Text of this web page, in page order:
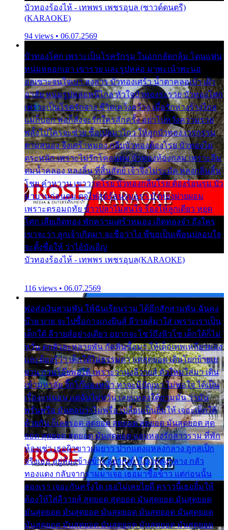
บัวทองร้องไห้ - เทพพร เพชรอุบล (ซาวด์ดนตรี)
(KARAOKE)
94 views • 06.07.2569
บัวทองโศก เพราะเป็นโรครักรุม ในอกกลัดกลุ้ม โดนแฟน
หนุ่มหลอกเอา เขารวย และรูปหล่อ มาพะเน้าพะนอ
ออเซาะจนใจเบา สงสาร บัวทองเศร้า น้ำตาคลอเบ้า เฝ้า
อาลัย หนุ่มรูปหล่อหนีไกล หัวใจบัวทองระรวย บัวทองโศก
เพราะเป็นโรครักจาง ชีวิตเคว้งคว้าง เมื่อรักห่างร้างไกล
แม่ก็บอก พ่อก็สั่งจะรักใครสักครั้ง อย่าไปหวังความรวย
พลั้งไปใครจะช่วย ซื้อเปลมาไกว ให้ลูกบัวทอง เวรกรรม
ตามสนอง จึงเศร้าหมอง กลีบบัวทองต้องโรย บัวทองไม่
ตระหนัก เพราะไม่รักโคลนตม บัวทองท้องกลม เพราะลืม
ตมน้ำคลอง หลงลิ้น ที่สิ้นสัตย์ เจ้าจึงไม่ระมัด หลงกลิ่นลิ้น
โชย คำหวาน เขาวาดโรย บัวทองกลีบโรย ต้องร้อนรุม บัว
มาบานก่อนตูม ดุจไฟสุมร้อนรุมอุรา บัวทองผ่ายผอม
เพราะตรอมฤทัย ข้าวปลาไม่สนใจ ร้องไห้ลูกเดียว หยุด
โศก เสียเถิดทอง พักความเศร้าหมอง เถิดทองจ๋า ถึงใคร
เขาจะว่า ลูกเจ้าเกิดมา จะชื่อว่าไง พี่ขอเป็นเพื่อนปลอบใจ
จะตั้งชื่อให้ ว่าไอ้บังเอิญ
บัวทองร้องไห้ - เทพพร เพชรอุบล(KARAOKE)
116 views • 06.07.2569
พ่อส่งเงินสามพัน ให้ฉันเรียนราม ได้อีกสักสามพัน ฉันคง
บ๊าย บาย จะไปซื้อกางเกงยีนส์ ลีวายส์มาใส่ เพราะเราเป็น
เด็กใต้ ลีวายส์อย่างเดียว อยากจะโชว์ถึงหิวโซ เด็กใต้ก็ไม่
หวั่น ตกตัวละหลายพัน กัดฟันซื้อมา ให้เด็กเทพเหลียวมอง
และต้องรู้ว่า เด็กใต้ไม่ธรรมดา แต่สุดยอด เดินโยกย้ายเย
ยวน กวนโอ๊ยพอได้ เพราะว่านุ่งลีวายส์ ตัวใหม่ใส่มา เดิน
เข้ามหาลัย จิ๊กโก๊มองหน้า ท่าจะมีปัญหา ไม่พอใจ ได้เป็น
เรื่องแน่นอน แต่ฉันไม่หวั่น เลยแหลงใต้ถามมัน ว่ามัน
พรั่นพรือ มันตอบว่าไม่พรื่อ เปลี่ยนเป็นยิ้มให้ เจอะเด็กใต้
ด้วยกัน ก็เลยรอด สุดยอด สุดยอด สุดยอด มันสุดยอด สุด
ยอด สุดยอด สุดยอด มันสุดยอด แอบหลงรักสาวราม ที่พัก
ห้องเช่า เธอผิวขาวผมยาว ปากแดงแหลงกลาง ถูกสเป็ก
จริงเธอ อยู่ห้องข้างข้าง อยากเข้าไปแหลงกลาง กลัว
ทองแดง กลับจากรามมาเจอ เธอมาซื้อข้าว แต่ก่อนนั้น
สองเรา เจอะกันครั้งใด เธอไม่เคยไยดี คราวนี้เธอยิ้มให้
ต้องให้ใส่ลีวายส์ สุดยอด สุดยอด มันสุดยอด มันสุดยอด
มันสุดยอด มันสุดยอด มันสุดยอด มันสุดยอด มันสุดยอด
มันสุดยอด มันสุดยอด มันสุดยอด มันสุดยอด มันสุดยอด